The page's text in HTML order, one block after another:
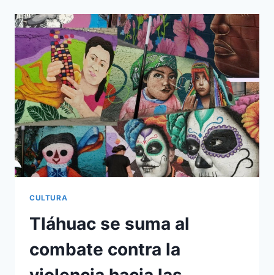
PARA
PONER
FIN
A
LA
VIOLENCIA
CONTRA
LAS
MUJERES
CULTURA
Tláhuac se suma al
combate contra la